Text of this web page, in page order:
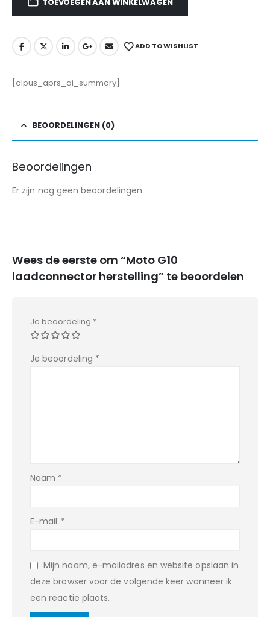
ADD TO WISHLIST
[alpus_aprs_ai_summary]
BEOORDELINGEN (0)
Beoordelingen
Er zijn nog geen beoordelingen.
Wees de eerste om “Moto G10
laadconnector herstelling” te beoordelen
Je beoordeling *
Je beoordeling *
Naam *
E-mail *
Mijn naam, e-mailadres en website opslaan in
deze browser voor de volgende keer wanneer ik
een reactie plaats.